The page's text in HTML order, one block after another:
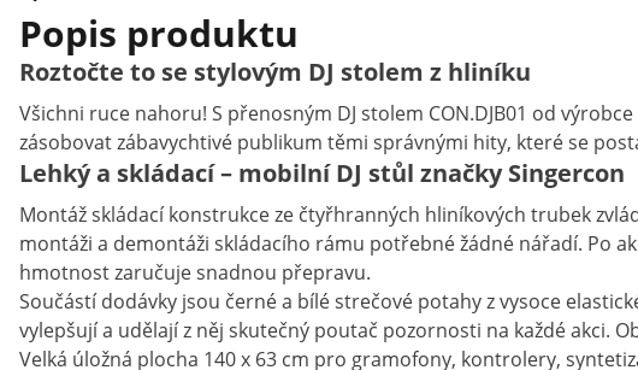
Popis produktu
Roztočte to se stylovým DJ stolem z hliníku
Všichni ruce nahoru! S přenosným DJ stolem CON.DJB01 od
zásobovat zábavychtivé publikum těmi správnými hity, které se
Lehký a skládací – mobilní DJ stůl značky Singercon
Montáž skládací konstrukce ze čtyřhranných hliníkových trubek
montáži a demontáži skládacího rámu potřebné žádné nářadí. Po
hmotnost zaručuje snadnou přepravu.
Součástí dodávky jsou černé a bílé strečové potahy z vysoce
vylepšují a udělají z něj skutečný poutač pozornosti na každé akci.
Velká úložná plocha 140 x 63 cm pro gramofony, kontrolery,